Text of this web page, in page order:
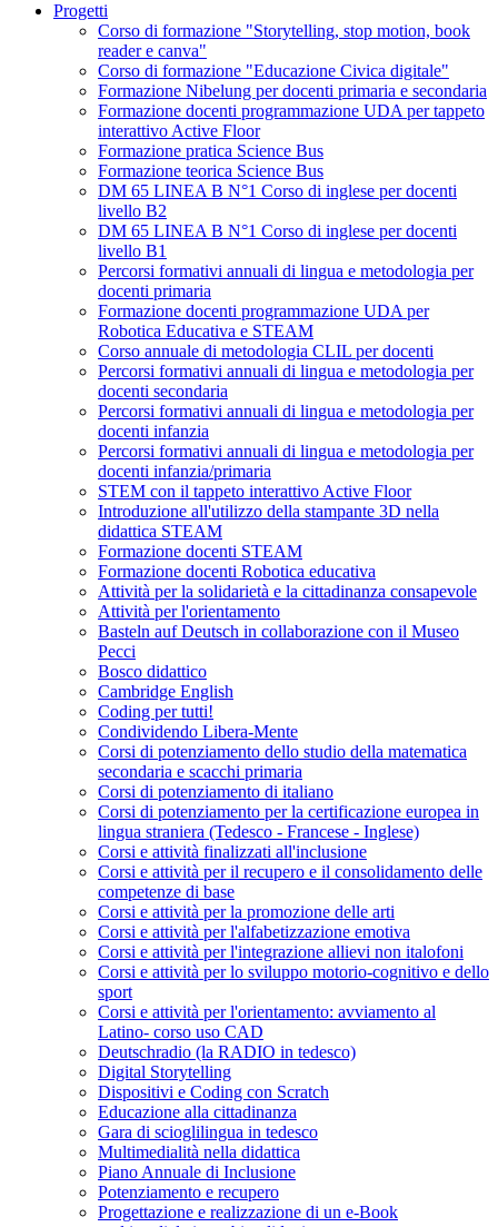
Progetti
Corso di formazione "Storytelling, stop motion, book
reader e canva"
Corso di formazione "Educazione Civica digitale"
Formazione Nibelung per docenti primaria e secondaria
Formazione docenti programmazione UDA per tappeto
interattivo Active Floor
Formazione pratica Science Bus
Formazione teorica Science Bus
DM 65 LINEA B N°1 Corso di inglese per docenti
livello B2
DM 65 LINEA B N°1 Corso di inglese per docenti
livello B1
Percorsi formativi annuali di lingua e metodologia per
docenti primaria
Formazione docenti programmazione UDA per
Robotica Educativa e STEAM
Corso annuale di metodologia CLIL per docenti
Percorsi formativi annuali di lingua e metodologia per
docenti secondaria
Percorsi formativi annuali di lingua e metodologia per
docenti infanzia
Percorsi formativi annuali di lingua e metodologia per
docenti infanzia/primaria
STEM con il tappeto interattivo Active Floor
Introduzione all'utilizzo della stampante 3D nella
didattica STEAM
Formazione docenti STEAM
Formazione docenti Robotica educativa
Attività per la solidarietà e la cittadinanza consapevole
Attività per l'orientamento
Basteln auf Deutsch in collaborazione con il Museo
Pecci
Bosco didattico
Cambridge English
Coding per tutti!
Condividendo Libera-Mente
Corsi di potenziamento dello studio della matematica
secondaria e scacchi primaria
Corsi di potenziamento di italiano
Corsi di potenziamento per la certificazione europea in
lingua straniera (Tedesco - Francese - Inglese)
Corsi e attività finalizzati all'inclusione
Corsi e attività per il recupero e il consolidamento delle
competenze di base
Corsi e attività per la promozione delle arti
Corsi e attività per l'alfabetizzazione emotiva
Corsi e attività per l'integrazione allievi non italofoni
Corsi e attività per lo sviluppo motorio-cognitivo e dello
sport
Corsi e attività per l'orientamento: avviamento al
Latino- corso uso CAD
Deutschradio (la RADIO in tedesco)
Digital Storytelling
Dispositivi e Coding con Scratch
Educazione alla cittadinanza
Gara di scioglilingua in tedesco
Multimedialità nella didattica
Piano Annuale di Inclusione
Potenziamento e recupero
Progettazione e realizzazione di un e-Book